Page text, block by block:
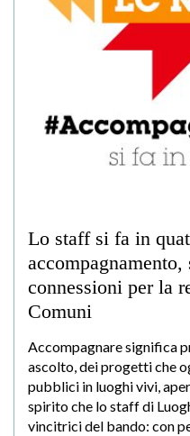
Lo staff si fa in
accompagnamento,
connessioni per la
Comuni
Accompagnare significa
ascolto, dei progetti che
pubblici in luoghi vivi,
spirito che lo staff di
vincitrici del bando: con